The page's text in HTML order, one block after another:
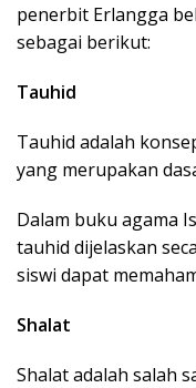
penerbit Erlangga
sebagai berikut:
Tauhid
Tauhid adalah
yang merupakan
Dalam buku agama
tauhid dijelaskan
siswi dapat
Shalat
Shalat adalah salah